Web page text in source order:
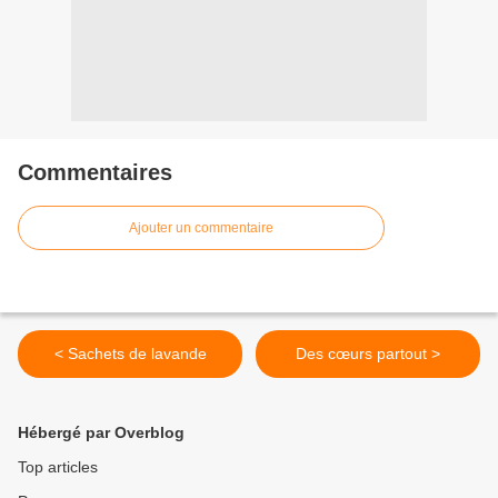
Commentaires
Ajouter un commentaire
< Sachets de lavande Des cœurs partout >
Hébergé par Overblog
Top articles